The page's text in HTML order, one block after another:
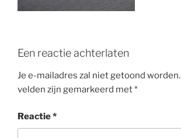
Een reactie achterlaten
Je e-mailadres zal niet getoond worden.
velden zijn gemarkeerd met*
Reactie*